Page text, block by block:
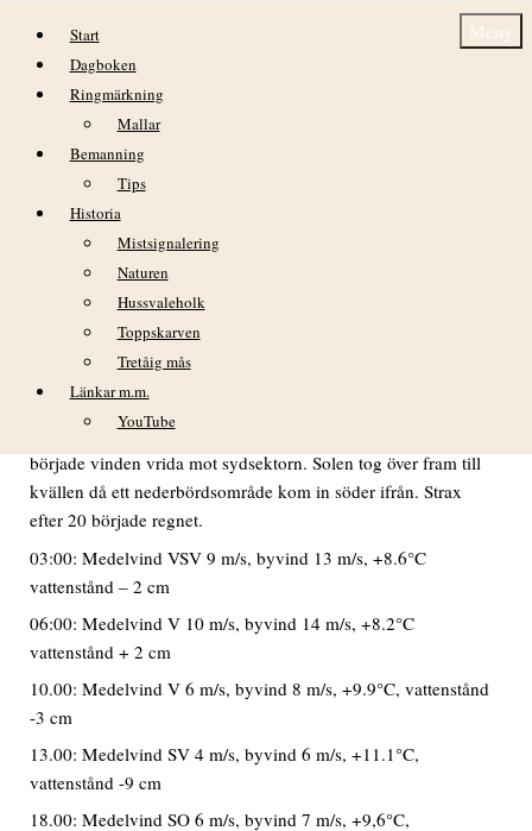
Hoppa till innehåll Meny
Start
Dagboken
Ringmärkning
Mallar
Bemanning
Tips
Historia
Mistsignalering
Naturen
Hussvaleholk
Toppskarven
Tretåig mås
Länkar m.m.
YouTube
Måndag 18 maj
VÄDER
Helt mulet i gryningen, fortfarande en kylig
västanvind. Efter några timmar lättade molnen. Mitt på dagen
började vinden vrida mot sydsektorn. Solen tog över fram till
kvällen då ett nederbördsområde kom in söder ifrån. Strax
efter 20 började regnet.
03:00: Medelvind VSV 9 m/s, byvind 13 m/s, +8.6°C
vattenstånd – 2 cm
06:00: Medelvind V 10 m/s, byvind 14 m/s, +8.2°C
vattenstånd + 2 cm
10.00: Medelvind V 6 m/s, byvind 8 m/s, +9.9°C, vattenstånd
-3 cm
13.00: Medelvind SV 4 m/s, byvind 6 m/s, +11.1°C,
vattenstånd -9 cm
18.00: Medelvind SO 6 m/s, byvind 7 m/s, +9,6°C,